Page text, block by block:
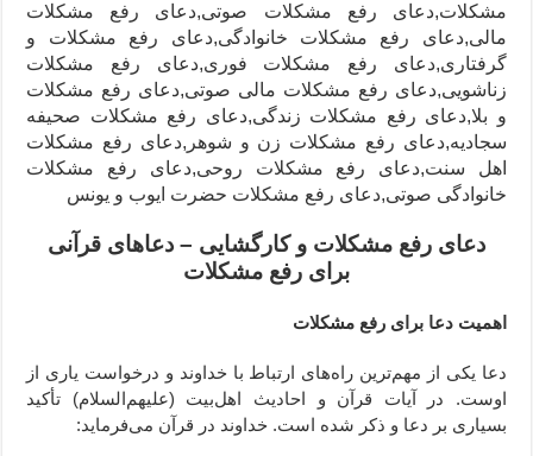
مشکلات,دعای رفع مشکلات صوتی,دعای رفع مشکلات
مالی,دعای رفع مشکلات خانوادگی,دعای رفع مشکلات و
گرفتاری,دعای رفع مشکلات فوری,دعای رفع مشکلات
زناشویی,دعای رفع مشکلات مالی صوتی,دعای رفع مشکلات
و بلا,دعای رفع مشکلات زندگی,دعای رفع مشکلات صحیفه
سجادیه,دعای رفع مشکلات زن و شوهر,دعای رفع مشکلات
اهل سنت,دعای رفع مشکلات روحی,دعای رفع مشکلات
خانوادگی صوتی,دعای رفع مشکلات حضرت ایوب و یونس
دعای رفع مشکلات و کارگشایی – دعاهای قرآنی
برای رفع مشکلات
اهمیت دعا برای رفع مشکلات
دعا یکی از مهم‌ترین راه‌های ارتباط با خداوند و درخواست یاری از
اوست. در آیات قرآن و احادیث اهل‌بیت (علیهم‌السلام) تأکید
بسیاری بر دعا و ذکر شده است. خداوند در قرآن می‌فرماید: